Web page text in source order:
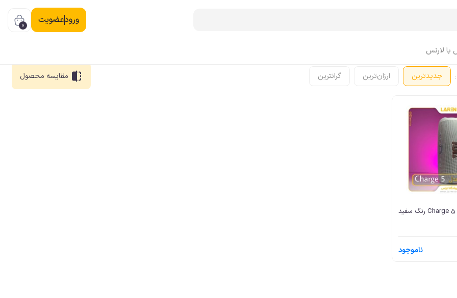
ورودعضویت 0
اپل واچ، ساعت
اپل واچ، بند
اپل واچ، کاور
اپل واچ، محافظ صفحه
اپل واچ، کابل، شارژر
اپل واچ، لوازم جانبی
با لارنس
جدیدترین ارزان‌ترین گرانترین مقایسه محصول
ناموجود